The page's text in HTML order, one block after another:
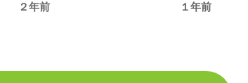
２年前 １年前